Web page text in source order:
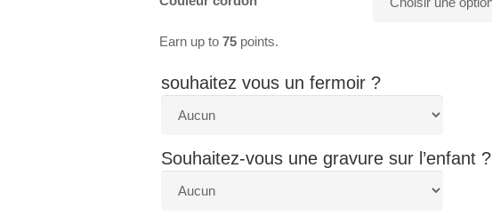
Earn up to 75points.
souhaitez vous un fermoir ?
Souhaitez-vous une gravure sur l’enfant ?